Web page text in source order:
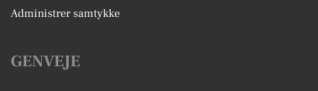
Administrer samtykke
GENVEJE